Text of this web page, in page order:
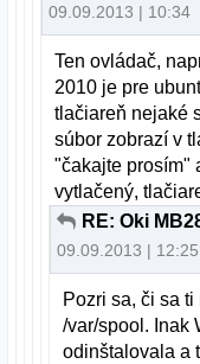
09.09.2013 | 10:34
Ten ovládač,
2010 je pre
tlačiareň nejaké
súbor zobrazí v
"čakajte prosím"
vytlačený,
RE: Oki
09.09.2013 | 12:25
Pozri sa, či sa
/var/spool. Inak
odinštalovala a